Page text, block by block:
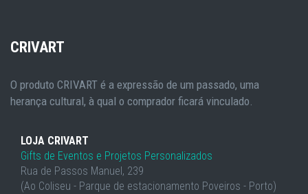
CRIVART
O produto CRIVART é a expressão de um passado, uma
herança cultural, à qual o comprador ficará vinculado.
LOJA CRIVART
Gifts de Eventos e Projetos Personalizados
Rua de Passos Manuel, 239
(Ao Coliseu - Parque de estacionamento Poveiros - Porto)